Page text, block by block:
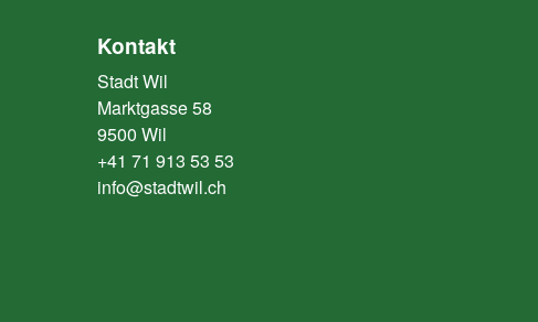
Kontakt
Stadt Wil
Marktgasse 58
9500 Wil
+41 71 913 53 53
info@stadtwil.ch